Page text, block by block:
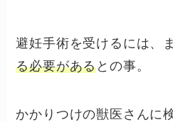
避妊手術を受けるには、
る必要があるとの事。
かかりつけの獣医さんに